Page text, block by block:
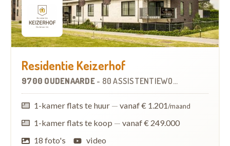
Residentie Keizerhof
9700 OUDENAARDE - 80 ASSISTENTIEWONINGEN
1-kamer flats te huur — vanaf € 1.201/maand
1-kamer flats te koop — vanaf € 249.000
18 foto's
video